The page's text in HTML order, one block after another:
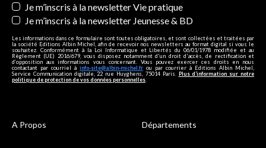
Je m’inscris à la newsletter Vie pratique
Je m’inscris à la newsletter Jeunesse & BD
Les informations dans ce formulaire sont toutes obligatoires, et sont collectées et traitées par
la société Editions Albin Michel, afin de recevoir nos newsletters au format digital si vous le
souhaitez. Conformément à la Loi Informatique et Libertés du 06/01/1978 modifiée et au
Règlement (UE) 2016/679, vous disposez notamment d'un droit d'accès, de rectification et
d’opposition aux informations vous concernant. Vous pouvez exercer ces droits en nous
contactant par courriel à info-site@albin-michel.fr ou par courrier à Editions Albin Michel,
Service Communication digitale, 22 rue Huyghens, 75014 Paris. Plus d’information sur notre
politique de protection de vos données personnelles.
A Propos Départements